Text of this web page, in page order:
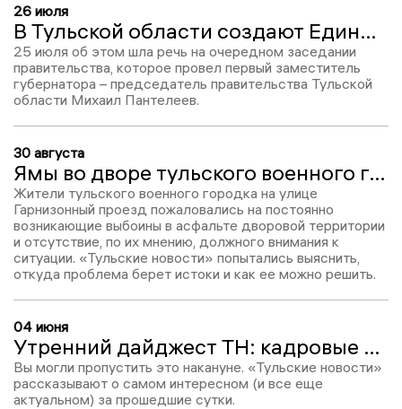
26 июля
В Тульской области создают Единый информационный ресурс о земле и недвижимости
25 июля об этом шла речь на очередном заседании
правительства, которое провел первый заместитель
губернатора – председатель правительства Тульской
области Михаил Пантелеев.
30 августа
Ямы во дворе тульского военного городка: кто прав, а кто виноват?
Жители тульского военного городка на улице
Гарнизонный проезд пожаловались на постоянно
возникающие выбоины в асфальте дворовой территории
и отсутствие, по их мнению, должного внимания к
ситуации. «Тульские новости» попытались выяснить,
откуда проблема берет истоки и как ее можно решить.
04 июня
Утренний дайджест ТН: кадровые перестановки в правительстве и итоги полугодовой работы онкоцентра
Вы могли пропустить это накануне. «Тульские новости»
рассказывают о самом интересном (и все еще
актуальном) за прошедшие сутки.